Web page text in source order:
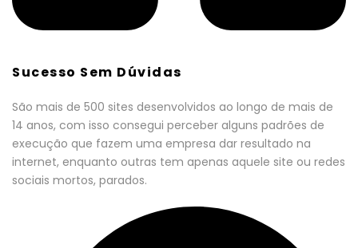
Sucesso Sem Dúvidas
São mais de 500 sites desenvolvidos ao longo de mais de
14 anos, com isso consegui perceber alguns padrões de
execução que fazem uma empresa dar resultado na
internet, enquanto outras tem apenas aquele site ou redes
sociais mortos, parados.